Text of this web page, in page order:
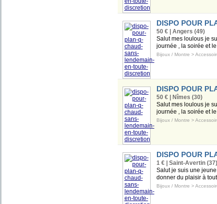
DISPO POUR
50 € | Angers (49)
Salut mes loulous je
journée , la soirée et
Bijoux / Montre >
DISPO POUR
50 € | Nîmes (30)
Salut mes loulous je
journée , la soirée et
Bijoux / Montre >
DISPO POUR
1 € | Saint-Avertin (37)
Salut je suis une
donner du plaisir à
Bijoux / Montre >